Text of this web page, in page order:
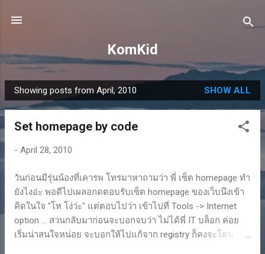
KomKid
P
o
Showing posts from April, 2010 SHOW ALL
Set homepage by code
- April 28, 2010
วันก่อนมีรุ่นน้องที่เคารพ โทรมาหาถามว่า พี่ เซ็ต homepage ทำ
ยังไงอ่ะ พอดีไปเผลอกดตอบรับเซ็ต homepage ของเว็บนึงเข้า
คิดในใจ "โห โง่ว่ะ" แต่ตอบไปว่า เข้าไปที่ Tools -> Internet
option ... สวนกลับมาก่อนจะบอกจบว่า ไม่ได้พี่ IT บล็อก ค่อย
เริ่มน่าสนใจหน่อย จะบอกให้ไปแก้จาก registry ก็คงจะโดน